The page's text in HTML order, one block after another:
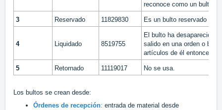
reconoce como un bulto
3 Reservado 11829830 Es un bulto reservado en
4 Liquidado 8519755
El bulto ha desaparecido
salido en una orden o bien
artículos de él entonces el
5 Retornado 11119017 No se usa.
Los bultos se crean desde:
Órdenes de recepción: entrada de material desde